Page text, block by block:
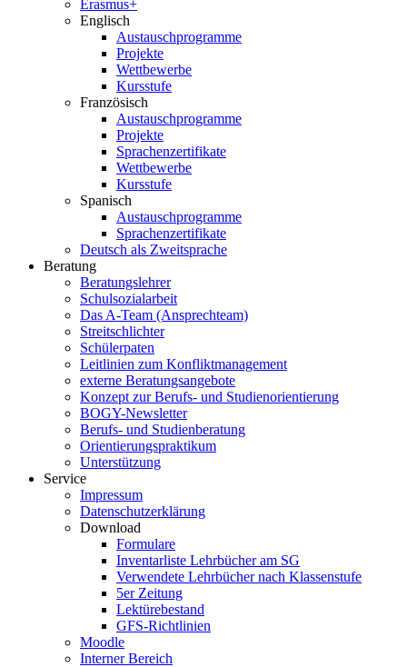
Erasmus+
Englisch
Austauschprogramme
Projekte
Wettbewerbe
Kursstufe
Französisch
Austauschprogramme
Projekte
Sprachenzertifikate
Wettbewerbe
Kursstufe
Spanisch
Austauschprogramme
Sprachenzertifikate
Deutsch als Zweitsprache
Beratung
Beratungslehrer
Schulsozialarbeit
Das A-Team (Ansprechteam)
Streitschlichter
Schülerpaten
Leitlinien zum Konfliktmanagement
externe Beratungsangebote
Konzept zur Berufs- und Studienorientierung
BOGY-Newsletter
Berufs- und Studienberatung
Orientierungspraktikum
Unterstützung
Service
Impressum
Datenschutzerklärung
Download
Formulare
Inventarliste Lehrbücher am SG
Verwendete Lehrbücher nach Klassenstufe
5er Zeitung
Lektürebestand
GFS-Richtlinien
Moodle
Interner Bereich